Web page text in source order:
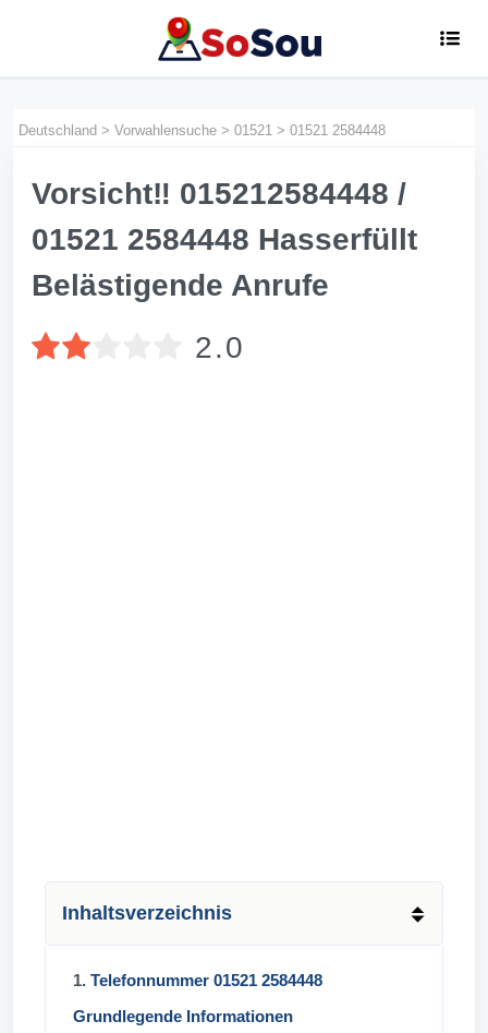
Deutschland > Vorwahlensuche > 01521 > 01521 2584448
Vorsicht‼️ 015212584448 /
01521 2584448 Hasserfüllt
Belästigende Anrufe
2.0
Inhaltsverzeichnis
1. Telefonnummer 01521 2584448
Grundlegende Informationen